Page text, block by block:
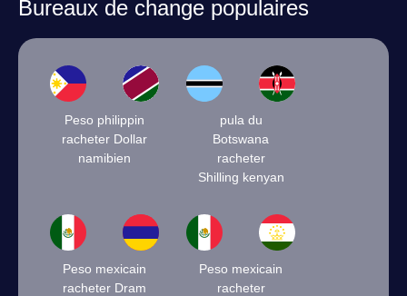
Bureaux de change populaires
Peso philippin
racheter Dollar
namibien
pula du
Botswana
racheter
Shilling kenyan
Peso mexicain
racheter Dram
Peso mexicain
racheter